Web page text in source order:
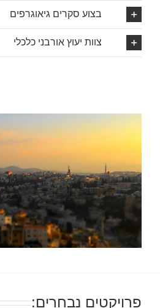
בצוע סקרים גיאוגרפים
צוות יעוץ אורבני כלכלי
פרויקטים נבחרים: